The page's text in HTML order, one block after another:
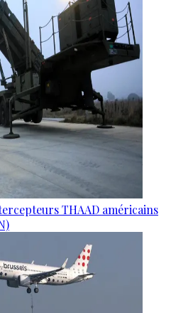
THAAD américains